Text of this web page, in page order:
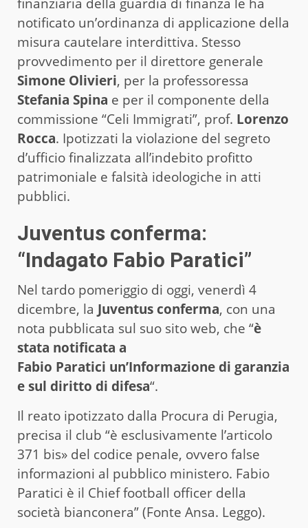
notificato un’ordinanza di applicazione della
misura cautelare interdittiva. Stesso
provvedimento per il direttore generale
Simone Olivieri, per la professoressa
Stefania Spina e per il componente della
commissione “Celi Immigrati”, prof. Lorenzo
Rocca. Ipotizzati la violazione del segreto
d’ufficio finalizzata all’indebito profitto
patrimoniale e falsità ideologiche in atti
pubblici.
Juventus conferma:
“Indagato Fabio Paratici”
Nel tardo pomeriggio di oggi, venerdì 4
dicembre, la Juventus conferma, con una
nota pubblicata sul suo sito web, che “è
stata notificata a
Fabio Paratici un’Informazione di garanzia
e sul diritto di difesa“.
Il reato ipotizzato dalla Procura di Perugia,
precisa il club “è esclusivamente l’articolo
371 bis» del codice penale, ovvero false
informazioni al pubblico ministero. Fabio
Paratici è il Chief football officer della
società bianconera” (Fonte Ansa. Leggo).